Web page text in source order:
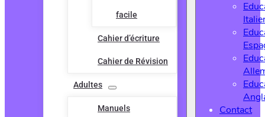
facile
Cahier d’écriture
Cahier de Révision
Adultes
Manuels
Contact